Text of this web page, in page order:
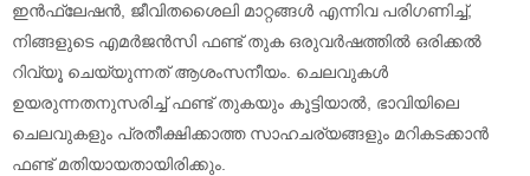
ഇൻഫ്ലേഷൻ, ജീവിതശൈലി മാറ്റങ്ങൾ എന്നിവ പരിഗണിച്ച്,
നിങ്ങളുടെ എമർജൻസി ഫണ്ട് തുക ഒരുവർഷത്തിൽ ഒരിക്കൽ
റിവ്യൂ ചെയ്യുന്നത് ആശംസനീയം. ചെലവുകൾ
ഉയരുന്നതനുസരിച്ച് ഫണ്ട് തുകയും കൂട്ടിയാൽ, ഭാവിയിലെ
ചെലവുകളും പ്രതീക്ഷിക്കാത്ത സാഹചര്യങ്ങളും മറികടക്കാൻ
ഫണ്ട് മതിയായതായിരിക്കും.